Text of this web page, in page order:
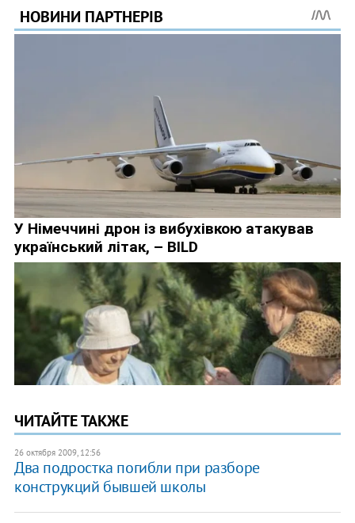
ЧИТАЙТЕ ТАКЖЕ
26 октября 2009, 12:56
Два подростка погибли при разборе
конструкций бывшей школы